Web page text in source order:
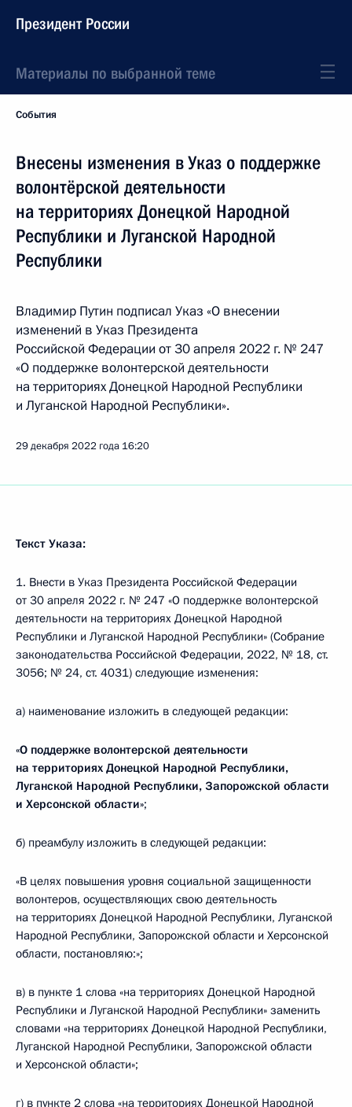
Президент России
Материалы по выбранной теме
События
Внесены изменения в Указ о поддержке
волонтёрской деятельности
на территориях Донецкой Народной
Республики и Луганской Народной
Республики
Владимир Путин подписал Указ «О внесении
изменений в Указ Президента
Российской Федерации от 30 апреля 2022 г. № 247
«О поддержке волонтерской деятельности
на территориях Донецкой Народной Республики
и Луганской Народной Республики».
29 декабря 2022 года 16:20
Текст Указа:
1. Внести в Указ Президента Российской Федерации
от 30 апреля 2022 г. № 247 «О поддержке волонтерской
деятельности на территориях Донецкой Народной
Республики и Луганской Народной Республики» (Собрание
законодательства Российской Федерации, 2022, № 18, ст.
3056; № 24, ст. 4031) следующие изменения:
а) наименование изложить в следующей редакции:
«О поддержке волонтерской деятельности
на территориях Донецкой Народной Республики,
Луганской Народной Республики, Запорожской области
и Херсонской области»;
б) преамбулу изложить в следующей редакции:
«В целях повышения уровня социальной защищенности
волонтеров, осуществляющих свою деятельность
на территориях Донецкой Народной Республики, Луганской
Народной Республики, Запорожской области и Херсонской
области, постановляю:»;
в) в пункте 1 слова «на территориях Донецкой Народной
Республики и Луганской Народной Республики» заменить
словами «на территориях Донецкой Народной Республики,
Луганской Народной Республики, Запорожской области
и Херсонской области»;
г) в пункте 2 слова «на территориях Донецкой Народной